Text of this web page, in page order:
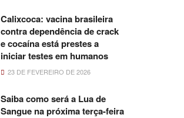
Calixcoca: vacina brasileira
contra dependência de crack
e cocaína está prestes a
iniciar testes em humanos
23 DE FEVEREIRO DE 2026
Saiba como será a Lua de
Sangue na próxima terça-feira